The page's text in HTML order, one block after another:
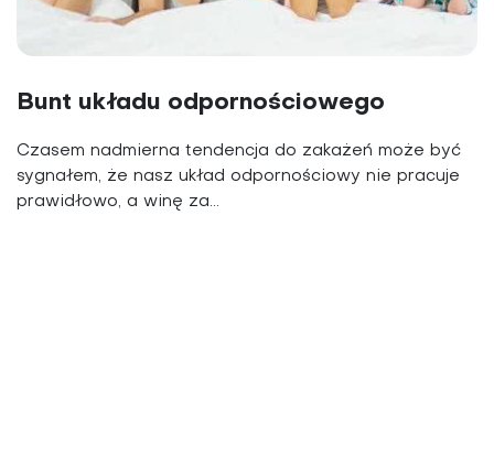
Bunt układu odpornościowego
Czasem nadmierna tendencja do zakażeń może być
sygnałem, że nasz układ odpornościowy nie pracuje
prawidłowo, a winę za...